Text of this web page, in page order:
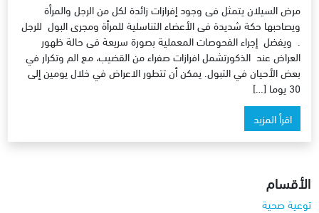
الأقسام
توعية صحية
مرض السيلان يتمثل فى وجود إفرازات زائدة لكل من الرجل والمرأة
ويصاحبها حكة شديدة فى الأعضاء التناسلية للمرأة ومجرى البول للرجل
. ويفضل إجراء الفحوصات المعملية بصورة سريعة فى حالة ظهور
العراض عند الذكورتشمل افرازات صفراء من القضيب، مع الم وتكرار في
بعض الأحيان في التبول. يمكن أن تتطور الاعراض في خلال يومين إلى
30 يوما […]
اقرأ المزيد